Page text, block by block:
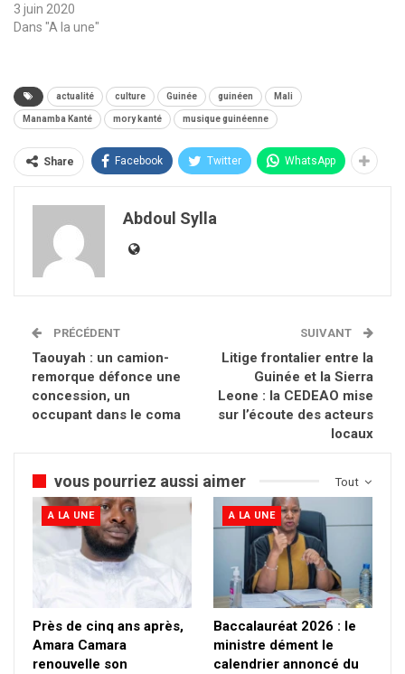
3 juin 2020
Dans "A la une"
actualité culture Guinée guinéen Mali
Manamba Kanté mory kanté musique guinéenne
Share Facebook Twitter WhatsApp
Abdoul Sylla
PRÉCÉDENT
Taouyah : un camion-
remorque défonce une
concession, un
occupant dans le coma
SUIVANT
Litige frontalier entre la
Guinée et la Sierra
Leone : la CEDEAO mise
sur l’écoute des acteurs
locaux
Tout
vous pourriez aussi aimer
A LA UNE
Près de cinq ans après,
Amara Camara
renouvelle son
A LA UNE
Baccalauréat 2026 : le
ministre dément le
calendrier annoncé du